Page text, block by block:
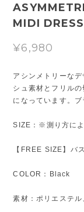
MIDI
¥6,980
アシンメトリーな
シュ素材とフリル
になっています。ブ
SIZE：※測り方に
【FREE SIZE】
COLOR：Black
素材：ポリエステル